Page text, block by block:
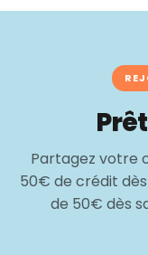
Partagez votre
50€ de crédit
de 50€ dès